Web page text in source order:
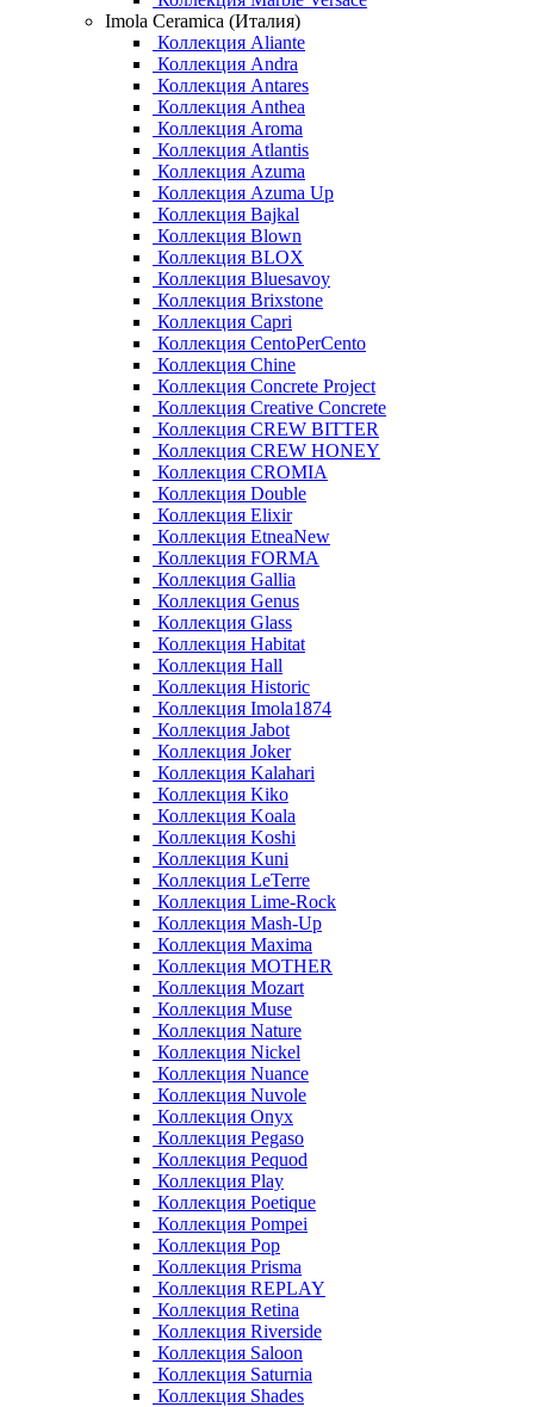
Imola Ceramica (Италия)
Коллекция Aliante
Коллекция Andra
Коллекция Antares
Коллекция Anthea
Коллекция Aroma
Коллекция Atlantis
Коллекция Azuma
Коллекция Azuma Up
Коллекция Bajkal
Коллекция Blown
Коллекция BLOX
Коллекция Bluesavoy
Коллекция Brixstone
Коллекция Capri
Коллекция CentoPerCento
Коллекция Chine
Коллекция Concrete Project
Коллекция Creative Concrete
Коллекция CREW BITTER
Коллекция CREW HONEY
Коллекция CROMIA
Коллекция Double
Коллекция Elixir
Коллекция EtneaNew
Коллекция FORMA
Коллекция Gallia
Коллекция Genus
Коллекция Glass
Коллекция Habitat
Коллекция Hall
Коллекция Historic
Коллекция Imola1874
Коллекция Jabot
Коллекция Joker
Коллекция Kalahari
Коллекция Kiko
Коллекция Koala
Коллекция Koshi
Коллекция Kuni
Коллекция LeTerre
Коллекция Lime-Rock
Коллекция Mash-Up
Коллекция Maxima
Коллекция MOTHER
Коллекция Mozart
Коллекция Muse
Коллекция Nature
Коллекция Nickel
Коллекция Nuance
Коллекция Nuvole
Коллекция Onyx
Коллекция Pegaso
Коллекция Pequod
Коллекция Play
Коллекция Poetique
Коллекция Pompei
Коллекция Pop
Коллекция Prisma
Коллекция REPLAY
Коллекция Retina
Коллекция Riverside
Коллекция Saloon
Коллекция Saturnia
Коллекция Shades